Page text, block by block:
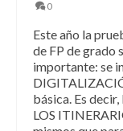
0
Este año la
de FP de grado
importante: se
básica. Es
LOS